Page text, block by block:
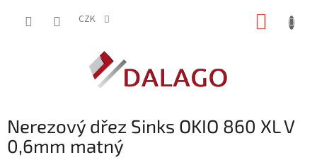
CZK
Nerezový dřez Sinks OKIO 860 XL V
0,6mm matný